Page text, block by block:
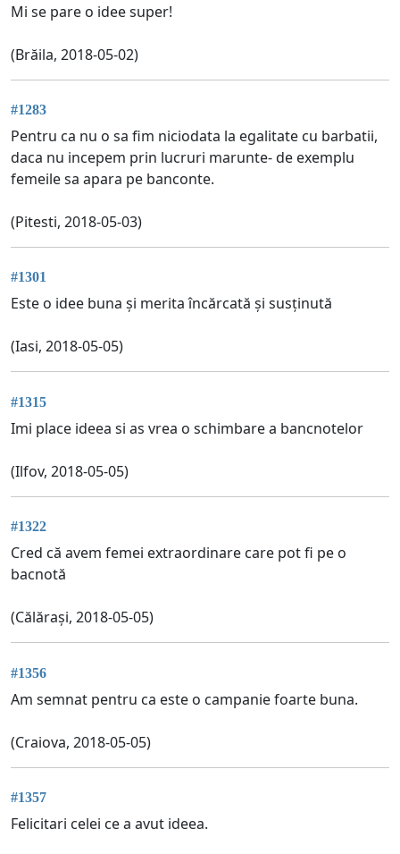
Mi se pare o idee super!
(Brăila, 2018-05-02)
#1283
Pentru ca nu o sa fim niciodata la egalitate cu barbatii,
daca nu incepem prin lucruri marunte- de exemplu
femeile sa apara pe banconte.
(Pitesti, 2018-05-03)
#1301
Este o idee buna și merita încărcată și susținută
(Iasi, 2018-05-05)
#1315
Imi place ideea si as vrea o schimbare a bancnotelor
(Ilfov, 2018-05-05)
#1322
Cred că avem femei extraordinare care pot fi pe o
bacnotă
(Călărași, 2018-05-05)
#1356
Am semnat pentru ca este o campanie foarte buna.
(Craiova, 2018-05-05)
#1357
Felicitari celei ce a avut ideea.